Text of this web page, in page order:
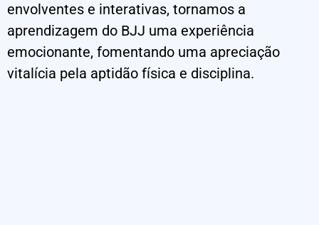
envolventes e interativas, tornamos a
aprendizagem do BJJ uma experiência
emocionante, fomentando uma apreciação
vitalícia pela aptidão física e disciplina.